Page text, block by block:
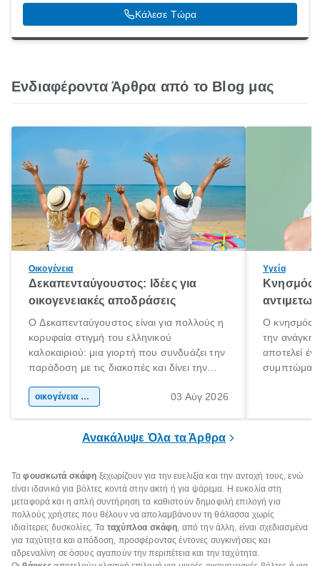
Κάλεσε Τώρα
Ενδιαφέροντα Άρθρα από το Blog μας
Οικογένεια
Δεκαπενταύγουστος: Ιδέες για
οικογενειακές αποδράσεις
Ο Δεκαπενταύγουστος είναι για πολλούς η
κορυφαία στιγμή του ελληνικού
καλοκαιριού: μια γιορτή που συνδυάζει την
παράδοση με τις διακοπές και δίνει την
χώρας. Είτε πρόκειται για λίγες μέρες
οικογένεια & παιδί 03 Αύγ 2026
Υγεία
Κνησμός:
Ο κνησμός
την ανάγκη
αποτελεί
Ανακάλυψε Όλα τα Άρθρα
Ταφουσκωτά σκάφη ξεχωρίζουν για την ευελιξία και την αντοχή τους, ενώ
είναι ιδανικά για βόλτες κοντά στην ακτή ή για ψάρεμα. Η ευκολία στη
μεταφορά και η απλή συντήρηση τα καθιστούν δημοφιλή επιλογή για
πολλούς χρήστες που θέλουν να απολαμβάνουν τη θάλασσα χωρίς
ιδιαίτερες δυσκολίες. Τα ταχύπλοα σκάφη, από την άλλη, είναι σχεδιασμένα
για ταχύτητα και απόδοση, προσφέροντας έντονες συγκινήσεις και
αδρεναλίνη σε όσους αγαπούν την περιπέτεια και την ταχύτητα.